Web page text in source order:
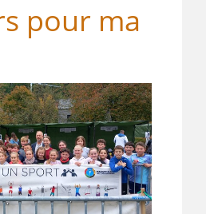
pour ma